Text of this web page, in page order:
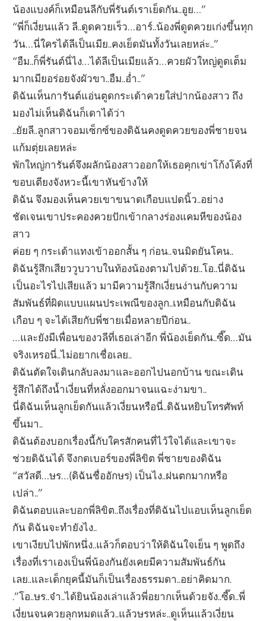
น้องแบงค์ก็เหมือนลีกับพี่รันต์เราเย็ดกัน..อูย…”
“พี่ก็เงี่ยนแล้ว ลี..ดูดควยเร็ว…อาร์..น้องพี่ดูดควยเก่งขึ้นทุก
วัน…นี่ใครได้ลีเป็นเมีย..คงเย็ดมันทั้งวันเลยหล่ะ..”
“อืม..ก็พี่รันต์นี่ไง…ได้ลีเป็นเมียแล้ว…ควยผัวใหญ่ดูดเต็ม
มากเมียอร่อยจังผัวขา..อืม..อ่ำ..”
ดิฉันเห็นการันต์แอ่นตูดกระเด้าควยใส่ปากน้องสาว ถึง
มองไม่เห็นดิฉันก็เดาได้ว่า
..ยัยลี..ลูกสาวจอมเซ็กซ์ของดิฉันคงดูดควยของพี่ชายจน
แก้มตุ่ยเลยหล่ะ
พักใหญ่การันต์จึงผลักน้องสาวออกให้เธอคุกเข่าโก้งโค้งที่
ขอบเตียงจังหวะนี้เขาหันข้างให้
ดิฉัน จึงมองเห็นควยเขาขนาดเกือบแปดนิ้ว..อย่าง
ชัดเจนเขาประคองควยปักเข้ากลางร่องแคมหีของน้อง
สาว
ค่อย ๆ กระเด้าแทงเข้าออกสั้น ๆ ก่อน..จนมิดยันโคน..
ดิฉันรู้สึกเสียววูบวาบในท้องน้องตามไปด้วย..โอ..นี่ดิฉัน
เป็นอะไรไปเสียแล้ว มามีความรู้สึกเงี่ยนง่านกับความ
สัมพันธ์ที่ผิดแบบแผนประเพณีของลูก..เหมือนกับดิฉัน
เกือบ ๆ จะได้เสียกับพี่ชายเมื่อหลายปีก่อน..
…และยังมีเพื่อนของวลีที่เธอเล่าอีก พี่น้องเย็ดกัน..ซี๊ด…มัน
จริงเหรอนี่..ไม่อยากเชื่อเลย..
ดิฉันตัดใจเดินกลับลงมาและออกไปนอกบ้าน ขณะเดิน
รู้สึกได้ถึงน้ำเงี่ยนที่หลั่งออกมาจนแฉะง่ามขา..
นี่ดิฉันเห็นลูกเย็ดกันแล้วเงี่ยนหรือนี่..ดิฉันหยิบโทรศัพท์
ขึ้นมา..
ดิฉันต้องบอกเรื่องนี้กับใครสักคนที่ไว้ใจได้และเขาจะ
ช่วยดิฉันได้ จึงกดเบอร์ของพี่ลิขิต พี่ชายของดิฉัน
“สวัสดี…ษร…(ดิฉันชื่ออักษร) เป็นไง..ฝนตกมากหรือ
เปล่า..”
ดิฉันตอบและบอกพี่ลิขิต..ถึงเรื่องที่ดิฉันไปแอบเห็นลูกเย็ด
กัน ดิฉันจะทำยังไง..
เขาเงียบไปพักหนึ่ง..แล้วก็ตอบว่าให้ดิฉันใจเย็น ๆ พูดถึง
เรื่องที่เราเองเป็นพี่น้องกันยังเคยมีความสัมพันธ์กัน
เลย..และเด็กยุคนี้มันก็เป็นเรื่องธรรมดา..อย่าคิดมาก.
.”โอ..ษร..จ๋า..ได้ยินน้องเล่าแล้วพี่อยากเห็นด้วยจัง..ซี๊ด..พี่
เงี่ยนจนควยลุกหมดแล้ว..แล้วษรหล่ะ..ดูเห็นแล้วเงี่ยน